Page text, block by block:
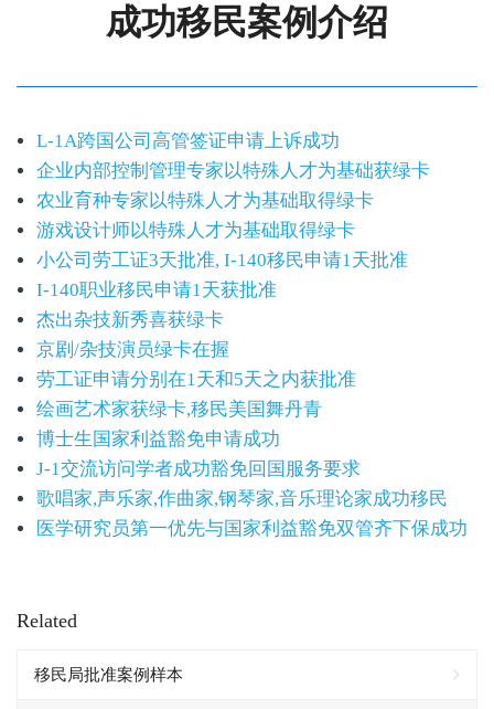
成功移民案例介绍
L-1A跨国公司高管签证申请上诉成功
企业内部控制管理专家以特殊人才为基础获绿卡
农业育种专家以特殊人才为基础取得绿卡
游戏设计师以特殊人才为基础取得绿卡
小公司劳工证3天批准, I-140移民申请1天批准
I-140职业移民申请1天获批准
杰出杂技新秀喜获绿卡
京剧/杂技演员绿卡在握
劳工证申请分别在1天和5天之内获批准
绘画艺术家获绿卡,移民美国舞丹青
博士生国家利益豁免申请成功
J-1交流访问学者成功豁免回国服务要求
歌唱家,声乐家,作曲家,钢琴家,音乐理论家成功移民
医学研究员第一优先与国家利益豁免双管齐下保成功
Related
移民局批准案例样本